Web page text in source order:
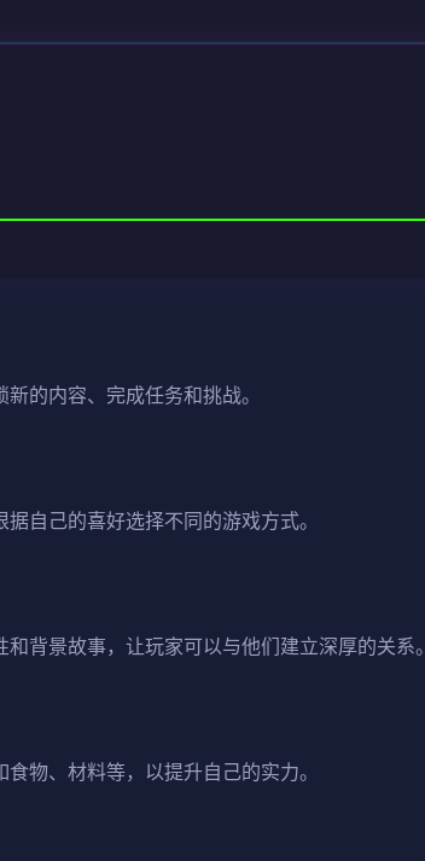
的内容、完成任务和挑战。
自己的喜好选择不同的游戏方式。
背景故事，让玩家可以与他们建立深厚的关系。
物、材料等，以提升自己的实力。